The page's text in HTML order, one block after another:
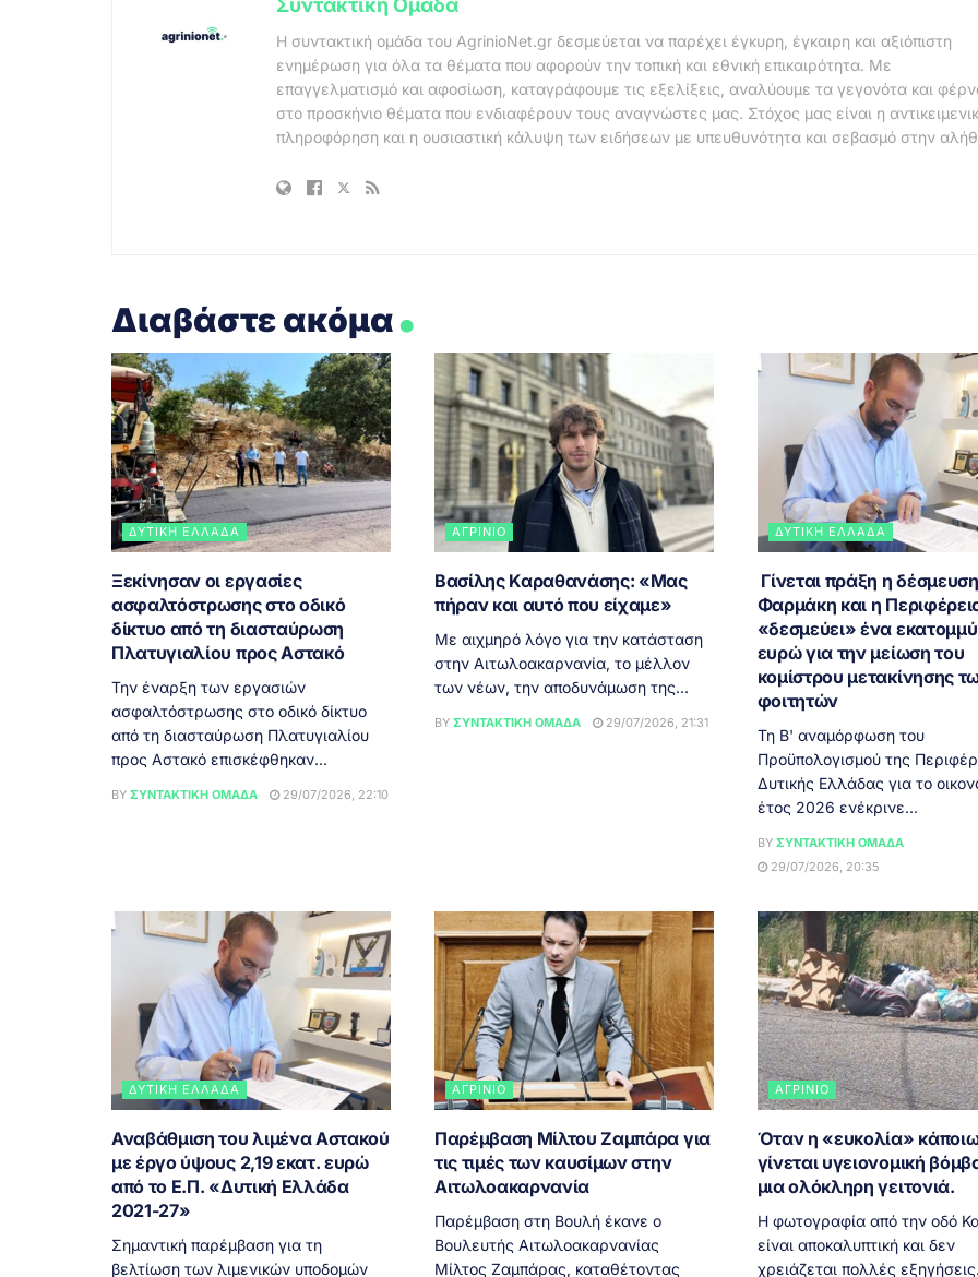
Η συντακτική ομάδα του AgrinioNet.gr δεσμεύεται να παρέχει έγκυρη, έγκαιρη και αξιόπιστη
ενημέρωση για όλα τα θέματα που αφορούν την τοπική και εθνική επικαιρότητα. Με
επαγγελματισμό και αφοσίωση, καταγράφουμε τις εξελίξεις, αναλύουμε τα γεγονότα και
στο προσκήνιο θέματα που ενδιαφέρουν τους αναγνώστες μας. Στόχος μας είναι η
πληροφόρηση και η ουσιαστική κάλυψη των ειδήσεων με υπευθυνότητα και σεβασμό στην
Διαβάστε ακόμα.
ΔΥΤΙΚΉ ΕΛΛΆΔΑ
Ξεκίνησαν οι εργασίες
ασφαλτόστρωσης στο οδικό
δίκτυο από τη διασταύρωση
Πλατυγιαλίου προς Αστακό
Την έναρξη των εργασιών
ασφαλτόστρωσης στο οδικό δίκτυο
από τη διασταύρωση Πλατυγιαλίου
προς Αστακό επισκέφθηκαν...
BY ΣΥΝΤΑΚΤΙΚΉ ΟΜΆΔΑ 29/07/2026, 22:10
ΑΓΡΊΝΙΟ
Βασίλης Καραθανάσης: «Μας
πήραν και αυτό που είχαμε»
Με αιχμηρό λόγο για την κατάσταση
στην Αιτωλοακαρνανία, το μέλλον
των νέων, την αποδυνάμωση της...
BY ΣΥΝΤΑΚΤΙΚΉ ΟΜΆΔΑ 29/07/2026, 21:31
ΔΥΤΙΚΉ ΕΛΛΆΔΑ
Γίνεται πράξη η
Φαρμάκη και η
«δεσμεύει» ένα
ευρώ για την μείωση του
κομίστρου μετακίνησης
φοιτητών
Τη Β' αναμόρφωση του
Προϋπολογισμού της
Δυτικής Ελλάδας για το
έτος 2026 ενέκρινε...
BY ΣΥΝΤΑΚΤΙΚΉ ΟΜΆΔΑ
29/07/2026, 20:35
ΔΥΤΙΚΉ ΕΛΛΆΔΑ
Αναβάθμιση του λιμένα Αστακού
με έργο ύψους 2,19 εκατ. ευρώ
από το Ε.Π. «Δυτική Ελλάδα
2021-27»
Σημαντική παρέμβαση για τη
βελτίωση των λιμενικών υποδομών
ΑΓΡΊΝΙΟ
Παρέμβαση Μίλτου Ζαμπάρα για
τις τιμές των καυσίμων στην
Αιτωλοακαρνανία
Παρέμβαση στη Βουλή έκανε ο
Βουλευτής Αιτωλοακαρνανίας
Μίλτος Ζαμπάρας, καταθέτοντας
ΑΓΡΊΝΙΟ
Όταν η «ευκολία»
γίνεται υγειονομική
μια ολόκληρη γειτονιά.
Η φωτογραφία από την οδό
είναι αποκαλυπτική και δεν
χρειάζεται πολλές